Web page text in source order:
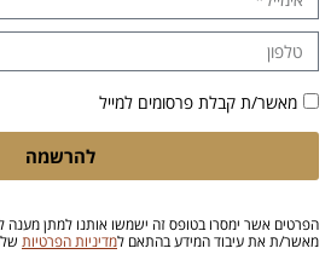
מאשר/ת קבלת פרסומים למייל
להרשמה
הפרטים אשר ימסרו בטופס זה ישמשו אותנו למתן
מאשר/ת את עיבוד המידע בהתאם למדיניות הפרטיות